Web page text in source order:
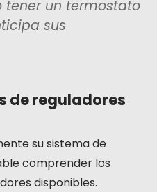
un termostato
sus
de reguladores
su sistema de
comprender los
disponibles.